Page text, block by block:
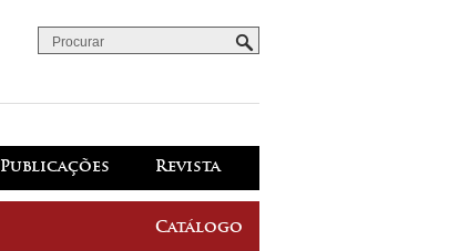
Formulário de procura
Revista
Publicações
Catálogo